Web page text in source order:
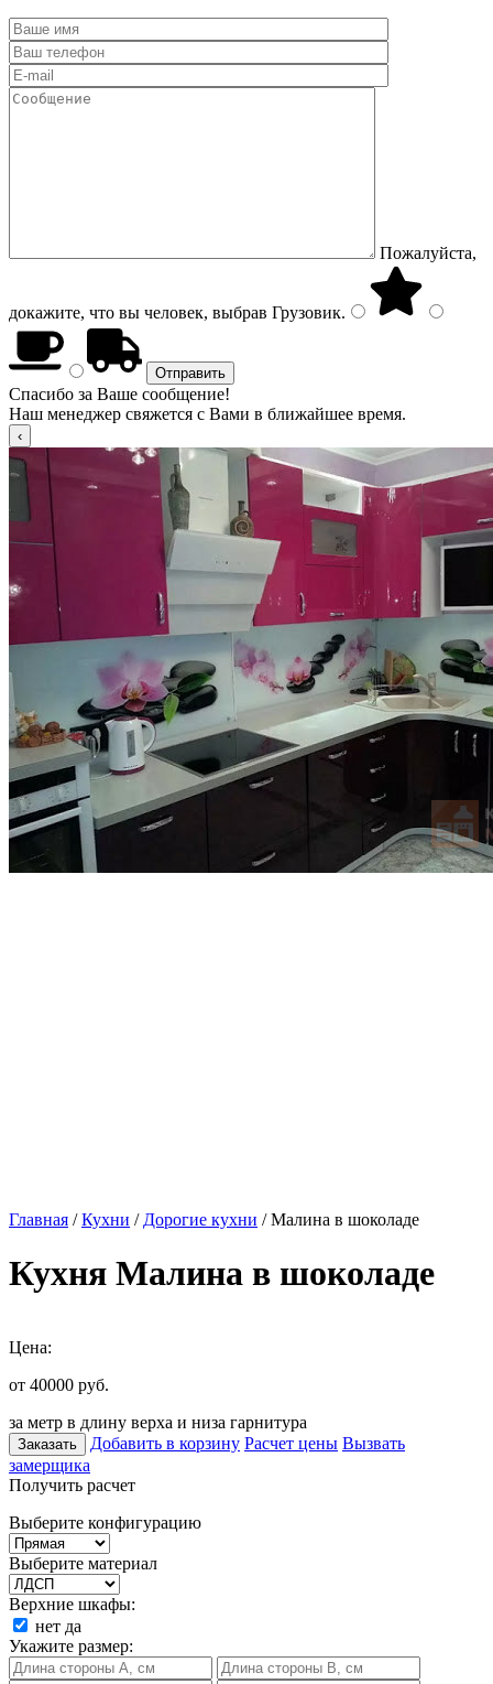
Пожалуйста,
докажите, что вы человек, выбрав Грузовик.
Спасибо за Ваше сообщение!
Наш менеджер свяжется с Вами в ближайшее время.
Главная /Кухни / Дорогие кухни / Малина в шоколаде
Кухня Малина в шоколаде
Цена:
от 40000 руб.
за метр в длину верха и низа гарнитура
Заказать Добавить в корзину Расчет цены Вызвать
замерщика
Получить расчет
Выберите конфигурацию
Выберите материал
Верхние шкафы:
нет да
Укажите размер: